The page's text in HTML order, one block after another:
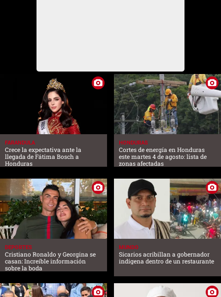
FARANDULA
Crece la expectativa ante la
llegada de Fátima Bosch a
Honduras
HONDURAS
Cortes de energía en Honduras
este martes 4 de agosto: lista de
zonas afectadas
DEPORTES
Cristiano Ronaldo y Georgina se
casan: Increíble información
sobre la boda
MUNDO
Sicarios acribillan a gobernador
indígena dentro de un restaurante